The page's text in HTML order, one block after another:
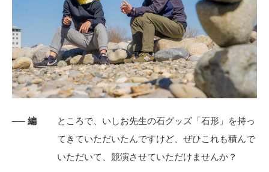
── 編
ところで、いしお先生の石グッズ「石形」を持っ
てきていただいたんですけど、ぜひこれも積んで
いただいて、競演させていただけませんか？